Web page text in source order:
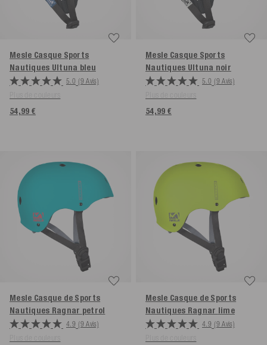
Mesle Casque Sports
Nautiques Ultuna bleu
5.0 (9 Avis)
54,99 €
Mesle Casque Sports
Nautiques Ultuna noir
5.0 (9 Avis)
54,99 €
Mesle Casque de Sports
Nautiques Ragnar petrol
4.9 (9 Avis)
Mesle Casque de Sports
Nautiques Ragnar lime
4.9 (9 Avis)